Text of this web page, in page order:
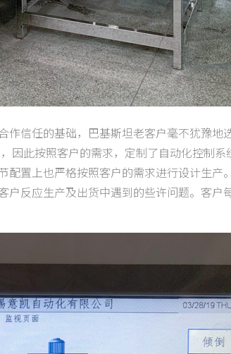
信任的基础，巴基斯坦老客户毫不犹豫地
因此按照客户的需求，定制了自动化控制
置上也严格按照客户的需求进行设计生产
反应生产及出货中遇到的些许问题。客户